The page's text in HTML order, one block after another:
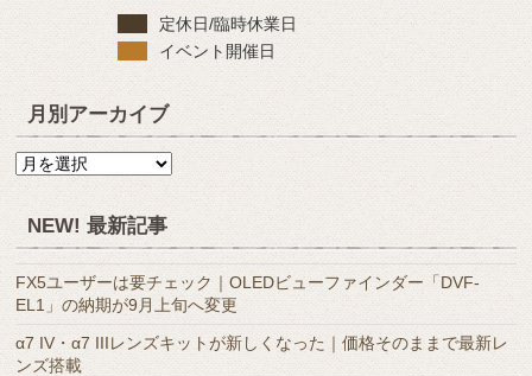
定休日/臨時休業日
イベント開催日
月別アーカイブ
月
ー
カ
イ
ブ
NEW! 最新記事
FX5ユーザーは要チェック｜OLEDビューファインダー「DVF-
EL1」の納期が9月上旬へ変更
α7 IV・α7 IIIレンズキットが新しくなった｜価格そのままで最新レ
ンズ搭載